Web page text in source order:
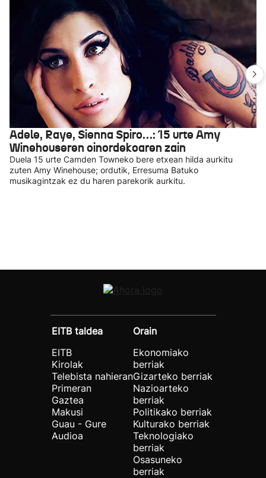
Adele, Raye, Sienna Spiro…: 15 urte Amy
Winehouseren oinordekoaren zain
Duela 15 urte Camden Towneko bere etxean hilda aurkitu
zuten Amy Winehouse; ordutik, Erresuma Batuko
musikagintzak ez du haren parekorik aurkitu.
EITB taldea
EITB
Kirolak
Telebista nahieran
Primeran
Gaztea
Makusi
Guau - Gure
Audioa
Orain
Ekonomiako
berriak
Gizarteko berriak
Nazioarteko
berriak
Politikako berriak
Kulturako berriak
Teknologiako
berriak
Osasuneko
berriak